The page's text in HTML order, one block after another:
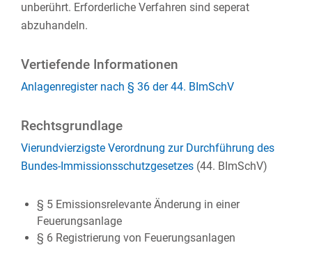
unberührt. Erforderliche Verfahren sind seperat
abzuhandeln.
Vertiefende Informationen
Anlagenregister nach § 36 der 44. BImSchV
Rechtsgrundlage
Vierundvierzigste Verordnung zur Durchführung des
Bundes-Immissionsschutzgesetzes (44. BImSchV)
§ 5 Emissionsrelevante Änderung in einer
Feuerungsanlage
§ 6 Registrierung von Feuerungsanlagen